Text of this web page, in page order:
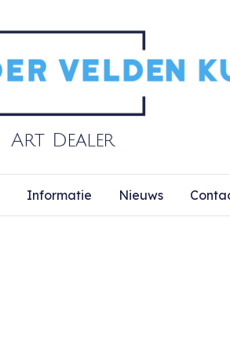
Informatie Nieuws